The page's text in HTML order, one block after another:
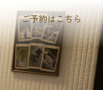
ご予約はこちら